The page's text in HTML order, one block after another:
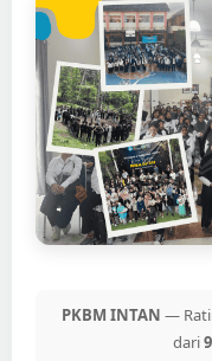
PKBM INTAN —
dari